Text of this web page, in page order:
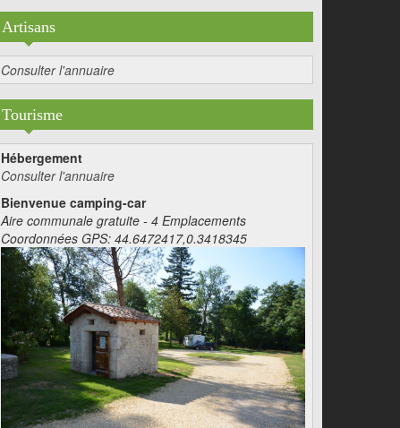
Artisans
Consulter l'annuaire
Tourisme
Hébergement
Consulter l'annuaire
Bienvenue camping-car
Aire communale gratuite - 4 Emplacements
Coordonnées GPS: 44.6472417,0.3418345